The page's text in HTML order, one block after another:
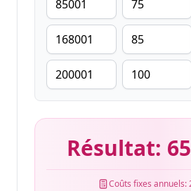
Résultat:
Coûts fixes annuels: